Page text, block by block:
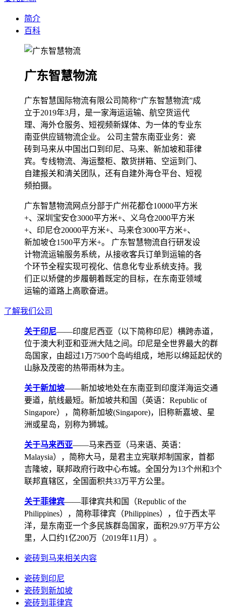
简介
百科
广东智慧物流
广东智慧国际物流有限公司简称“广东智慧物流”成
立于2019年3月，是一家海运运输、航空货运代
理、海外仓服务、短视频新媒体、为一体的专业东
南亚供应链物流企业。 公司主营东南亚业务：瓷
砖到马来从中国出口到印尼、马来、新加坡和菲律
宾。专线物流、海运整柜、散货拼箱、空运到门、
自建报关和清关团队，还有自建外海仓平台、短视
频拍摄。
广东智慧物流网点分部于广州花都仓10000平方米
+、深圳宝安仓3000平方米+、义乌仓2000平方米
+、印尼仓20000平方米+、马来仓3000平方米+、
新加坡仓1500平方米+。 广东智慧物流自行研发设
计物流运输服务系统，从接收客兵订单到运输的各
个环节全程实现可视化、信息化专业系统支持。我
们正以矫健的步履朝着既定的目标，在东南亚领域
运输的道路上高歌奋进。
了解我们公司
关于印尼——印度尼西亚（以下简称印尼）横跨赤道，
位于澳大利亚和亚洲大陆之间。印尼是全世界最大的群
岛国家，由超过1万7500个岛屿组成，地形以绵延起伏的
山脉及茂密的热带雨林为主。
关于新加坡——新加坡地处在东南亚到印度洋海运交通
要道，航线最短。新加坡共和国（英语：Republic of
Singapore），简称新加坡(Singapore)，旧称新嘉坡、星
洲或星岛，别称为狮城。
关于马来西亚——马来西亚（马来语、英语：
Malaysia），简称大马，是君主立宪联邦制国家，首都
吉隆坡，联邦政府行政中心布城。全国分为13个州和3个
联邦直辖区，全国面积共33万平方公里。
关于菲律宾——菲律宾共和国（Republic of the
Philippines），简称菲律宾（Philippines），位于西太平
洋，是东南亚一个多民族群岛国家，面积29.97万平方公
里，人口约1亿200万（2019年11月）。
瓷砖到马来相关内容
瓷砖到印尼
瓷砖到新加坡
瓷砖到菲律宾